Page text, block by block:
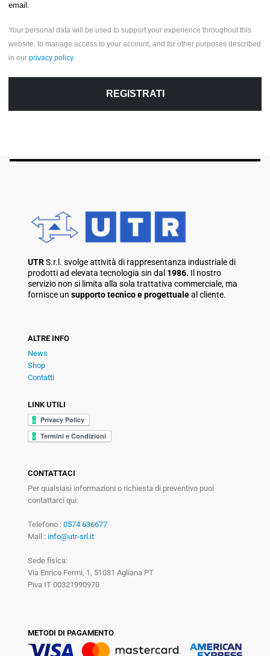
email.
Your personal data will be used to support your experience throughout this
website, to manage access to your account, and for other purposes described
in our privacy policy.
REGISTRATI
UTRS.r.l. svolge attività di rappresentanza industriale di
prodotti ad elevata tecnologia sin dal 1986. Il nostro
servizio non si limita alla sola trattativa commerciale, ma
fornisce un supporto tecnico e progettualeal cliente.
ALTRE INFO
News
Shop
Contatti
LINK UTILI
CONTATTACI
Per qualsiasi informazioni o richiesta di preventivo puoi
contattarci qui:
Telefono : 0574 636677
Mail : info@utr-srl.it
Sede fisica:
Via Enrico Fermi, 1, 51031 Agliana PT
Piva IT 00321990970
METODI DI PAGAMENTO